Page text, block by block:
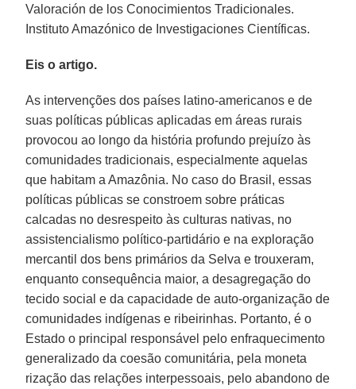
Valoración de los Conocimientos Tradicionales.
Instituto Amazónico de Investigaciones Científicas.
Eis o artigo.
As intervenções dos países latino-americanos e de
suas políticas públicas aplicadas em áreas rurais
provocou ao longo da história profundo prejuízo às
comunidades tradicionais, especialmente aquelas
que habitam a Amazônia. No caso do Brasil, essas
políticas públicas se constroem sobre práticas
calcadas no desrespeito às culturas nativas, no
assistencialismo político-partidário e na exploração
mercantil dos bens primários da Selva e trouxeram,
enquanto consequência maior, a desagregação do
tecido social e da capacidade de auto-organização de
comunidades indígenas e ribeirinhas. Portanto, é o
Estado o principal responsável pelo enfraquecimento
generalizado da coesão comunitária, pela moneta
rização das relações interpessoais, pelo abandono de